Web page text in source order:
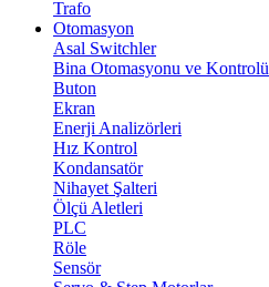
Trafo
Otomasyon
Asal Switchler
Bina Otomasyonu ve Kontrolü
Buton
Ekran
Enerji Analizörleri
Hız Kontrol
Kondansatör
Nihayet Şalteri
Ölçü Aletleri
PLC
Röle
Sensör